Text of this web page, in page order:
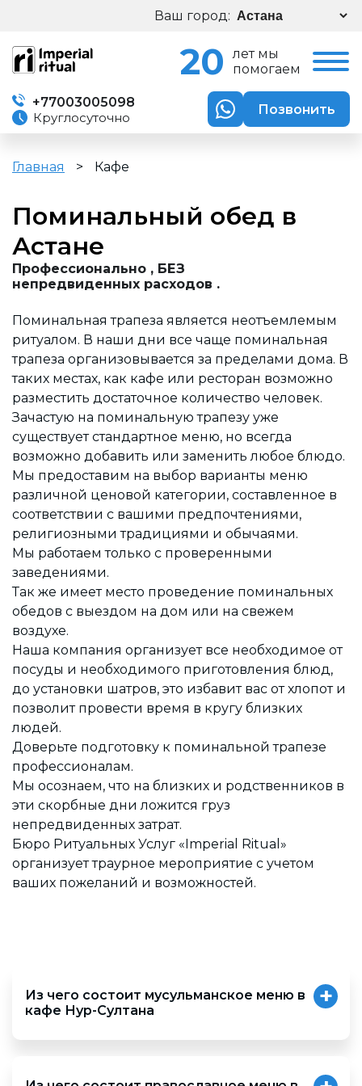
Ваш город:
20
лет мы
помогаем
+77003005098
Круглосуточно
Позвонить
Главная > Кафе
Поминальный обед в
Астане
Профессионально , БЕЗ
непредвиденных расходов .
Поминальная трапеза является неотъемлемым
ритуалом. В наши дни все чаще поминальная
трапеза организовывается за пределами дома. В
таких местах, как кафе или ресторан возможно
разместить достаточное количество человек.
Зачастую на поминальную трапезу уже
существует стандартное меню, но всегда
возможно добавить или заменить любое блюдо.
Мы предоставим на выбор варианты меню
различной ценовой категории, составленное в
соответствии с вашими предпочтениями,
религиозными традициями и обычаями.
Мы работаем только с проверенными
заведениями.
Так же имеет место проведение поминальных
обедов с выездом на дом или на свежем
воздухе.
Наша компания организует все необходимое от
посуды и необходимого приготовления блюд,
до установки шатров, это избавит вас от хлопот и
позволит провести время в кругу близких
людей.
Доверьте подготовку к поминальной трапезе
профессионалам.
Мы осознаем, что на близких и родственников в
эти скорбные дни ложится груз
непредвиденных затрат.
Бюро Ритуальных Услуг «Imperial Ritual»
организует траурное мероприятие с учетом
ваших пожеланий и возможностей.
Из чего состоит мусульманское меню в
кафе Нур-Султана